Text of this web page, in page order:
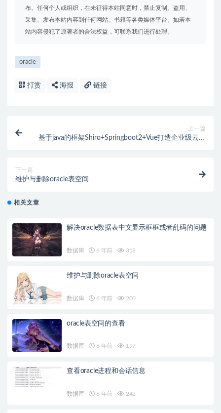
布。任何个人或组织，在未征得本站同意时，禁止复制、盗用、
采集、发布本站内容到任何网站、书籍等各类媒体平台。如若本
站内容侵犯了原著者的合法权益，可联系我们进行处理。
oracle
打赏 海报 链接
上一篇
基于java的框架Shiro+Springboot2+Vue打造企业级云管
下一篇
维护与删除oracle表空间
相关文章
解决oracle数据表中文显示框框或者乱码的问题
数据库 6 年前 318
维护与删除oracle表空间
数据库 6 年前 200
oracle表空间的查看
数据库 6 年前 197
查看oracle进程和会话信息
数据库 6 年前 242